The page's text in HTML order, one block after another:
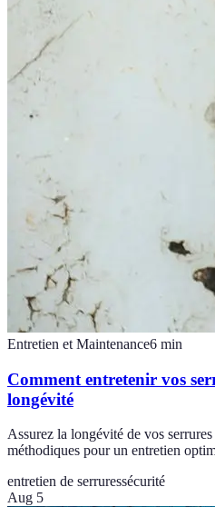
Entretien et Maintenance6 min
Comment entretenir vos
longévité
Assurez la longévité de vos
méthodiques pour un entretien
entretien de serruressécurité
Aug 5